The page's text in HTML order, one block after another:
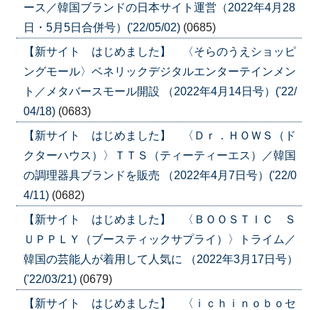
ース／韓国ブランドの日本サイト運営（2022年4月28
日・5月5日合併号）('22/05/02) (0685)
【新サイト はじめました】 〈そらのうえショッピ
ングモール〉ベネリックデジタルエンターテインメン
ト／メタバースモール開設 （2022年4月14日号）('22/
04/18) (0683)
【新サイト はじめました】 〈Ｄｒ．ＨＯＷＳ（ド
クターハウス）〉ＴＴＳ（ティーティーエス）／韓国
の調理器具ブランドを販売 （2022年4月7日号）('22/0
4/11) (0682)
【新サイト はじめました】 〈ＢＯＯＳＴＩＣ Ｓ
ＵＰＰＬＹ（ブースティックサプライ）〉トライム／
韓国の芸能人が着用して人気に （2022年3月17日号）
('22/03/21) (0679)
【新サイト はじめました】 〈ｉｃｈｉｎｏｂｏセ